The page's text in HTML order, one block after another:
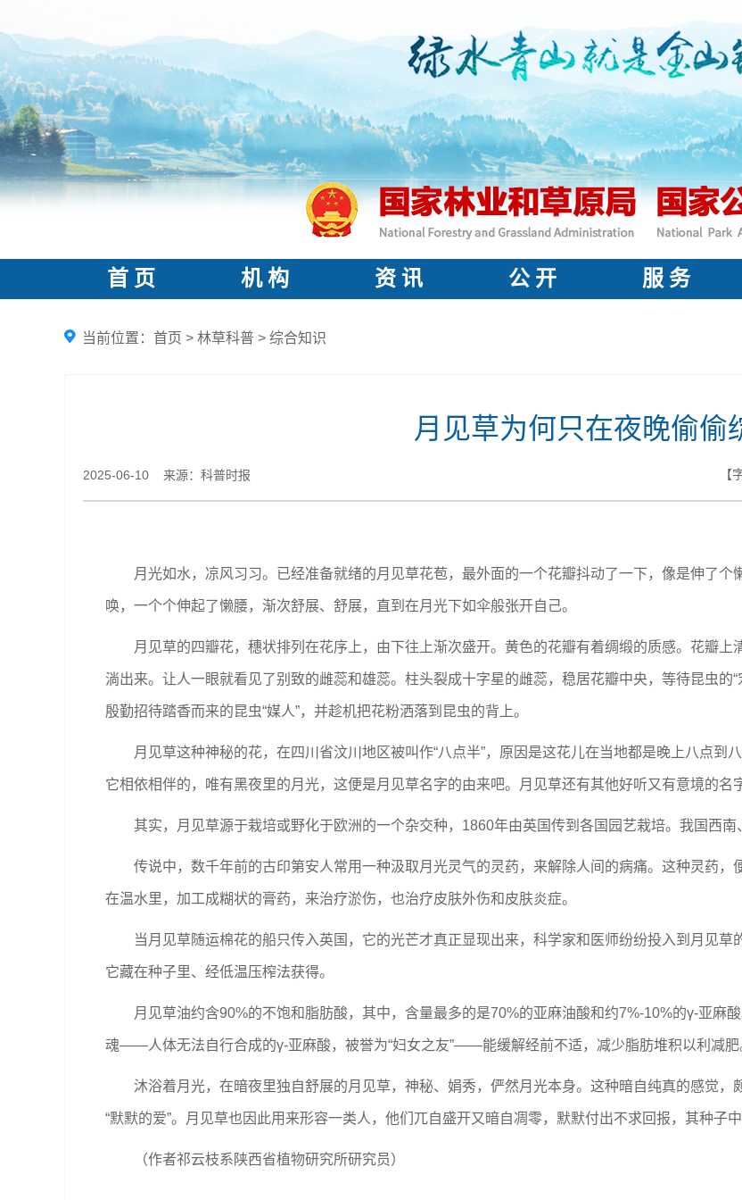
首 页 机 构 资 讯 公 开 服 务
当前位置： 首页 > 林草科普 > 综合知识
月见草为何只在夜晚偷偷
2025-06-10 来源：科普时报 【
月光如水，凉风习习。已经准备就绪的月见草花苞，最外面的一个花瓣抖动了一下，像是伸了
唤，一个个伸起了懒腰，渐次舒展、舒展，直到在月光下如伞般张开自己。
月见草的四瓣花，穗状排列在花序上，由下往上渐次盛开。黄色的花瓣有着绸缎的质感。花瓣
淌出来。让人一眼就看见了别致的雌蕊和雄蕊。柱头裂成十字星的雌蕊，稳居花瓣中央，等待昆虫的
殷勤招待踏香而来的昆虫“媒人”，并趁机把花粉洒落到昆虫的背上。
月见草这种神秘的花，在四川省汶川地区被叫作“八点半”，原因是这花儿在当地都是晚上八点到
它相依相伴的，唯有黑夜里的月光，这便是月见草名字的由来吧。月见草还有其他好听又有意境的名
其实，月见草源于栽培或野化于欧洲的一个杂交种，1860年由英国传到各国园艺栽培。我国西
传说中，数千年前的古印第安人常用一种汲取月光灵气的灵药，来解除人间的病痛。这种灵药
在温水里，加工成糊状的膏药，来治疗淤伤，也治疗皮肤外伤和皮肤炎症。
当月见草随运棉花的船只传入英国，它的光芒才真正显现出来，科学家和医师纷纷投入到月见草
它藏在种子里、经低温压榨法获得。
月见草油约含90%的不饱和脂肪酸，其中，含量最多的是70%的亚麻油酸和约7%-10%的γ-亚麻
魂——人体无法自行合成的γ-亚麻酸，被誉为“妇女之友”——能缓解经前不适，减少脂肪堆积以利减肥
沐浴着月光，在暗夜里独自舒展的月见草，神秘、娟秀，俨然月光本身。这种暗自纯真的感觉
“默默的爱”。月见草也因此用来形容一类人，他们兀自盛开又暗自凋零，默默付出不求回报，其种子中
（作者祁云枝系陕西省植物研究所研究员）